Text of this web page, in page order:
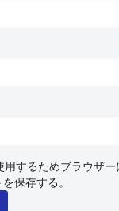
用するためブラウザー
保存する。